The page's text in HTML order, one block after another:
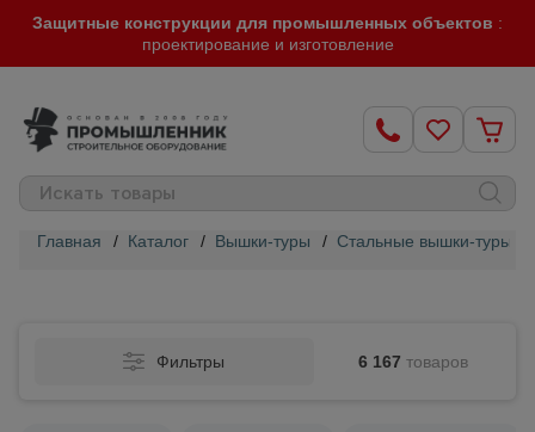
Защитные конструкции для промышленных объектов :
проектирование и изготовление
Главная / Каталог / Вышки-туры / Стальные вышки-туры
Фильтры 6 167 товаров